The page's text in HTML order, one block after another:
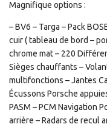
Magnifique options :
– BV6 – Targa – Pack
cuir ( tableau de bord –
chrome mat – 220
Sièges chauffants –
multifonctions – Jantes
Écussons Porsche
PASM – PCM Navigation
arrière – Radars de recul